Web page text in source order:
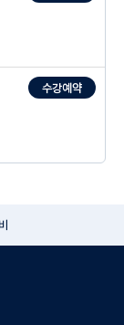
3 개강)수강예약
6 개강)